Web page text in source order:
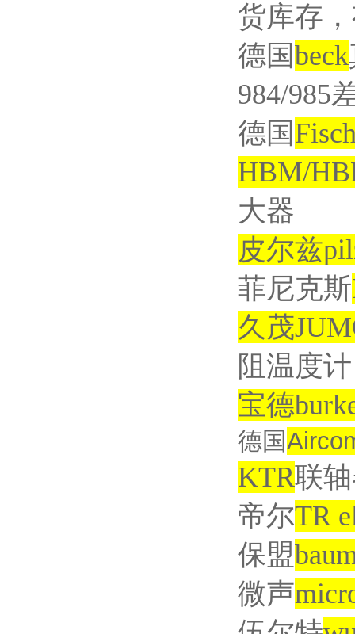
货库存
德国beck
984/985
德国
HBM/
大器
皮尔兹
菲尼克斯
久茂
阻温度
宝德
德国
KTR联
帝尔TR
保盟
微声